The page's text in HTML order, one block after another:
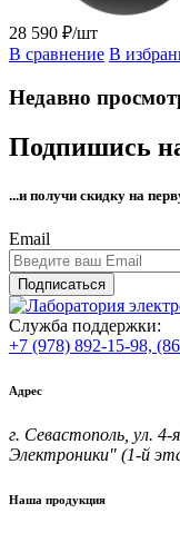
28 590 ₽/шт
В сравнение В
Недавно
Подпишись
...и получи скидку на
Email
Подписаться
Служба поддержки:
+7 (978) 892-15-98,
Адрес
г. Севастополь, ул.
Электроники" (1-й
Наша продукция